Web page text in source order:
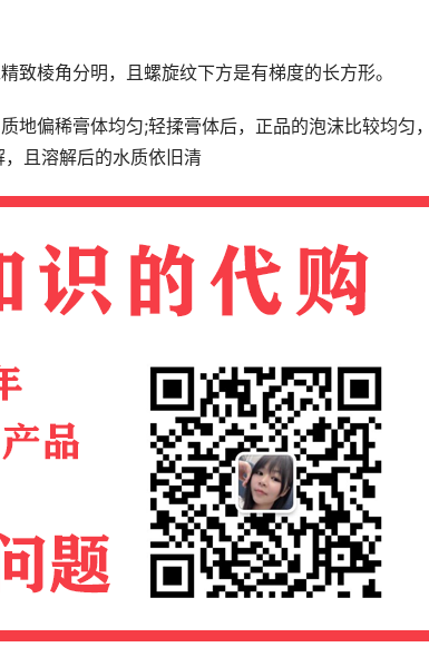
致棱角分明，且螺旋纹下方是有梯度的长方形。
地偏稀膏体均匀;轻揉膏体后，正品的泡沫比较均匀
且溶解后的水质依旧清